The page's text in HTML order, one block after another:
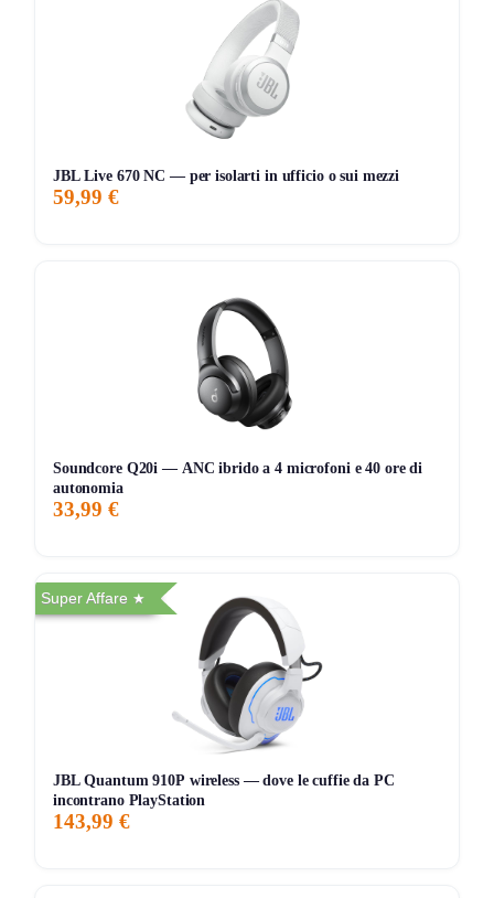
Chi ha avuto modo di utilizzare la Sharp HT-SB147
apprezza principalmente la qualità audio, con toni chiari e
un buon bilanciamento tra bassi e alti. La facilità di
connessione tramite Bluetooth è un altro punto a favore,
permettendo di riprodurre musica direttamente da
smartphone o tablet senza complicazioni. Tuttavia, alcuni
utenti segnalano che il suono potrebbe risultare meno
qualche difficoltà iniziale per l’installazione. Nonostante ciò,
per chi cerca una soluzione compatta e funzionale per
migliorare l’audio della TV, la Sharp HT-SB147 rappresenta
Storico Prezzo
204 giorni di monitoraggio
90G Tutto
JBL Live 670 NC — per isolarti in ufficio o sui mezzi
59,99 €
Soundcore Q20i — ANC ibrido a 4 microfoni e 40 ore di
autonomia
33,99 €
Super Affare
JBL Quantum 910P wireless — dove le cuffie da PC
incontrano PlayStation
143,99 €